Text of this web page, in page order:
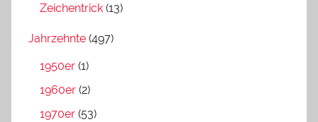
Zeichentrick (13)
Jahrzehnte (497)
1950er (1)
1960er (2)
1970er (53)